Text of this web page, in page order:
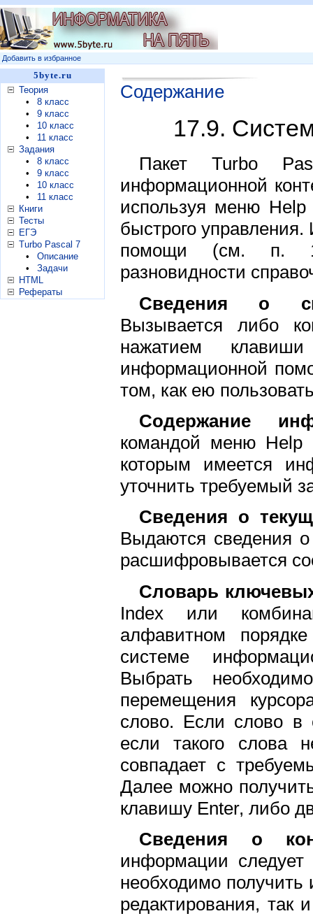
Добавить в избранное
5byte.ru
Теория
•
8 класс
•
9 класс
•
10 класс
•
11 класс
Задания
•
8 класс
•
9 класс
•
10 класс
•
11 класс
Книги
Тесты
ЕГЭ
Turbo Pascal 7
•
Описание
•
Задачи
HTML
Рефераты
Содержание
17.9.
Пакет Turbo
информационной
используя меню
быстрого
помощи (см. п.
разновидности
Сведения о
Вызывается либо
нажатием
информационной
том, как ею
Содержание
командой меню Help
которым имеется
уточнить требуемый
Сведения о
Выдаются сведения
расшифровывается
Словарь
Index или
алфавитном
системе
Выбрать
перемещения
слово. Если слово в
если такого слова
совпадает с
Далее можно
клавишу Enter, либо
Сведения о
информации следует
необходимо
редактирования, так